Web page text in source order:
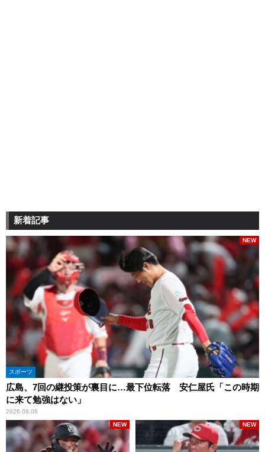
新着記事
スポーツ
広島、7回の継投策が裏目に…最下位転落 安仁屋氏「この時期
に来て勉強はない」
2026.08.06
NEW
NEW NEW